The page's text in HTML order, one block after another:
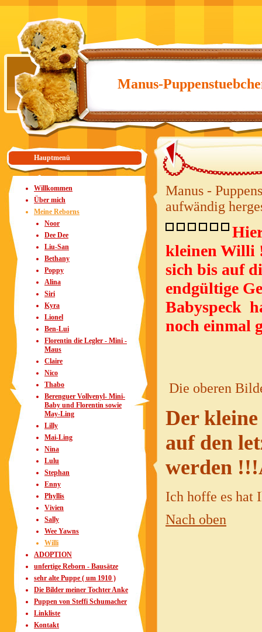
Manus-
Hauptmenü
Willkommen
Über mich
Meine Reborns
Noor
Dee Dee
Liu-San
Bethany
Poppy
Alina
Siri
Kyra
Lionel
Ben-Lui
Florentin die Legler - Mini -
Maus
Claire
Nico
Thabo
Berenguer Vollvenyl- Mini-
Baby und Florentin sowie
May-Ling
Lilly
Mai-Ling
Nina
Lulu
Stephan
Enny
Phyllis
Vivien
Sally
Wee Yawns
Willi
ADOPTION
unfertige Reborn - Bausätze
sehr alte Puppe ( um 1910 )
Die Bilder meiner Tochter Anke
Puppen von Steffi Schumacher
Linkliste
Kontakt
Manus -
aufwändig
kleinen Willi
sich bis auf
endgültige
Babyspeck
noch einmal
Die oberen
Der
auf den
werden
Ich hoffe es hat
Nach oben